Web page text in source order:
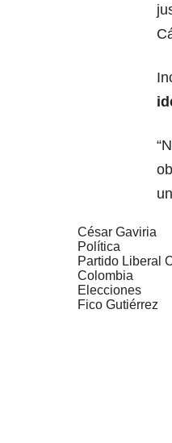
César Gaviria
Política
Partido Liberal
Colombia
Elecciones
Fico Gutiérrez